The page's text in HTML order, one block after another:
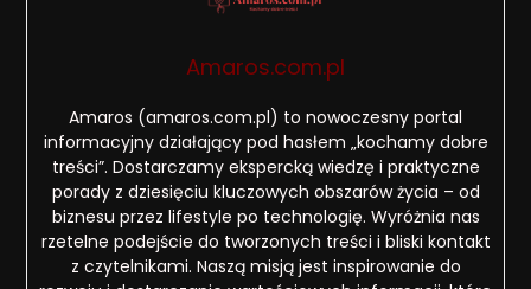
Amaros.com.pl
Amaros (amaros.com.pl) to nowoczesny portal
informacyjny działający pod hasłem „kochamy dobre
treści”. Dostarczamy ekspercką wiedzę i praktyczne
porady z dziesięciu kluczowych obszarów życia – od
biznesu przez lifestyle po technologię. Wyróżnia nas
rzetelne podejście do tworzonych treści i bliski kontakt
z czytelnikami. Naszą misją jest inspirowanie do